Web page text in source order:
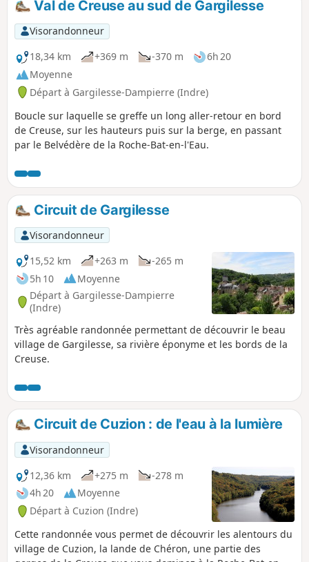
Val de Creuse au sud de Gargilesse
Visorandonneur
18,34 km
+369 m -370 m
6h 20
Moyenne
Départ à Gargilesse-Dampierre (Indre)
Boucle sur laquelle se greffe un long aller-retour en bord
de Creuse, sur les hauteurs puis sur la berge, en passant
par le Belvédère de la Roche-Bat-en-l'Eau.
Circuit de Gargilesse
Visorandonneur
15,52 km
+263 m
-265 m
5h 10
Moyenne
Départ à Gargilesse-Dampierre
(Indre)
Très agréable randonnée permettant de découvrir le beau
village de Gargilesse, sa rivière éponyme et les bords de la
Creuse.
Circuit de Cuzion : de l'eau à la lumière
Visorandonneur
12,36 km
+275 m
-278 m
4h 20
Moyenne
Départ à Cuzion (Indre)
Cette randonnée vous permet de découvrir les alentours du
village de Cuzion, la lande de Chéron, une partie des